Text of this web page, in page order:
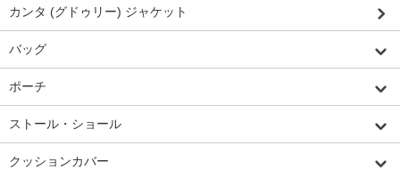
カンタ (グドゥリー) ジャケット
バッグ
ポーチ
ストール・ショール
クッションカバー